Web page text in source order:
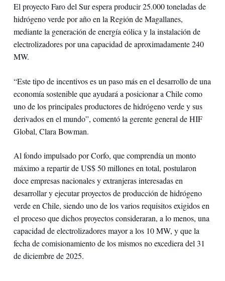
El proyecto Faro del Sur espera producir 25.000 toneladas de
hidrógeno verde por año en la Región de Magallanes,
mediante la generación de energía eólica y la instalación de
electrolizadores por una capacidad de aproximadamente 240
MW.
“Este tipo de incentivos es un paso más en el desarrollo de una
economía sostenible que ayudará a posicionar a Chile como
uno de los principales productores de hidrógeno verde y sus
derivados en el mundo”, comentó la gerente general de HIF
Global, Clara Bowman.
Al fondo impulsado por Corfo, que comprendía un monto
máximo a repartir de US$ 50 millones en total, postularon
doce empresas nacionales y extranjeras interesadas en
desarrollar y ejecutar proyectos de producción de hidrógeno
verde en Chile, siendo uno de los varios requisitos exigidos en
el proceso que dichos proyectos consideraran, a lo menos, una
capacidad de electrolizadores mayor a los 10 MW, y que la
fecha de comisionamiento de los mismos no excediera del 31
de diciembre de 2025.